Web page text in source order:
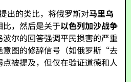
出的类比，将俄罗斯对马里乌
，然后是关于以色列加沙战争
尔的回答强调平民损害的严重
意图的修辞信号（如俄罗斯“去
被提及，但仅在验证道德和人